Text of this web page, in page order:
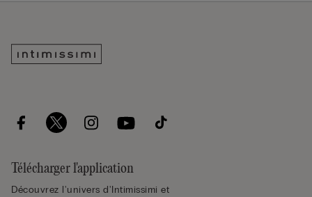
Télécharger l'application
Découvrez l'univers d'Intimissimi et